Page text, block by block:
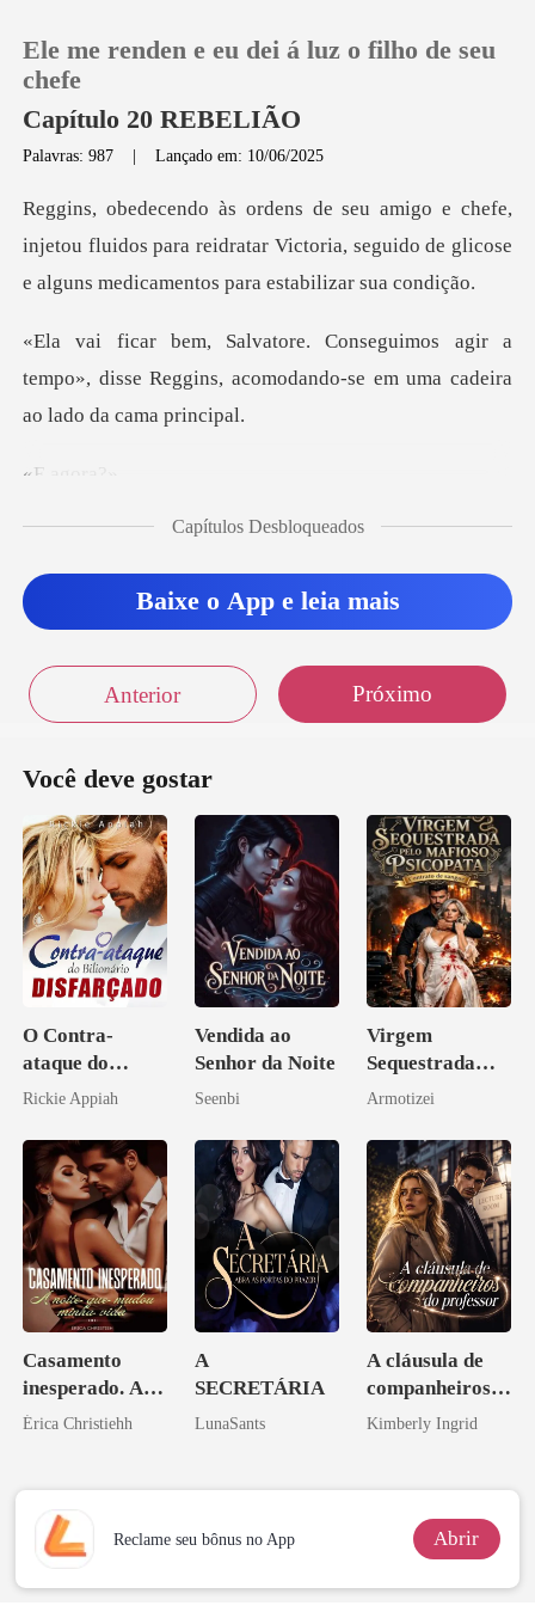
Loja
Sair
Ele me renden e eu dei á luz o filho de seu
chefe
Capítulo 20 REBELIÃO
Palavras: 987 |Lançado em: 10/06/2025
jetou fluidos para reidratar Victoria, seguido de glic
agir a
tempo», disse Reggins, acomodando-
rdar», o médico
Capítulos Desbloqueados
Baixe o App e leia mais
Anterior Próximo
Você deve gostar
O Contra-
ataque do
Bilionário
Rickie Appiah
Vendida ao
Senhor da Noite
Seenbi
Virgem
Sequestrada
pelo Mafioso
CONTRATO
DE SANGUE
Armotizei
Casamento
inesperado. A
noite que mudou
Érica Christiehh
A
SECRETÁRIA
LunaSants
A cláusula de
companheiros
do professor
Kimberly Ingrid
Reclame seu bônus no App Abrir